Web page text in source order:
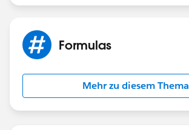
Formulas
Mehr zu diesem Thema